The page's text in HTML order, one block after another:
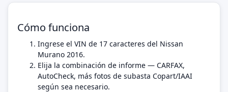
Cómo funciona
Ingrese el VIN de 17 caracteres del Nissan
Murano 2016.
Elija la combinación de informe — CARFAX,
AutoCheck, más fotos de subasta Copart/IAAI
según sea necesario.